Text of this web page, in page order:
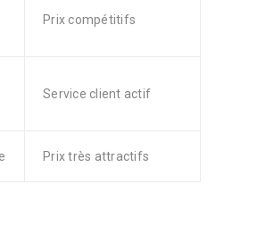
Prix compétitifs
Service client actif
Prix très attractifs